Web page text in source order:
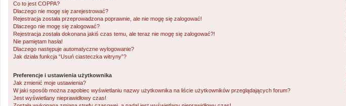
Co to jest COPPA?
Dlaczego nie mogę się zarejestrować?
Rejestracja została przeprowadzona poprawnie, ale nie mogę się zalogować!
Dlaczego nie mogę się zalogować?
Rejestracja została dokonana jakiś czas temu, ale teraz nie mogę się zalogować?!
Nie pamiętam hasła!
Dlaczego następuje automatyczne wylogowanie?
Jak działa funkcja “Usuń ciasteczka witryny”?
Preferencje i ustawienia użytkownika
Jak zmienić moje ustawienia?
W jaki sposób można zapobiec wyświetlaniu nazwy użytkownika na liście użytkowników przeglądających forum?
Jest wyświetlany nieprawidłowy czas!